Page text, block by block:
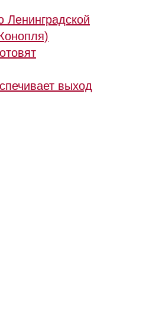
Ленинградской
выход